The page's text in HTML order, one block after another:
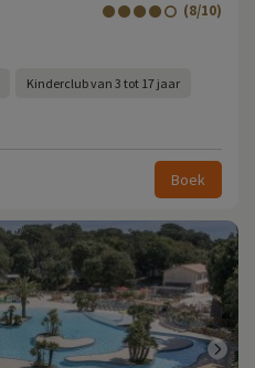
(8/10)
Kinderclub van 3 tot 17 jaar
Boek